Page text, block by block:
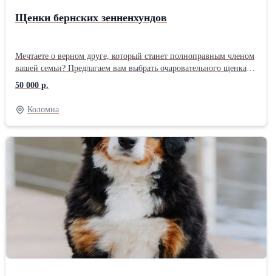
Щенки бернских зенненхундов
Мечтаете о верном друге, который станет полноправным членом
вашей семьи? Предлагаем вам выбрать очаровательного щенка
Бернского Зененхунда – породы, известной своим добрым
нравом, преданностью и величественной красотой. Наши
малыши родились от прекрасных представителей породы, с
отличной родословной и крепким здоровьем. Каждый щенок –
это воплощение элегантности и жизнерадостности. Они получат
все необходимые прививки, пройдут ветеринарный осмотр и
будут готовы к переезду в любящую семью. Мы уделяем особое
внимание социализации наших щенков с раннего возраста,
чтобы они выросли уверенными, дружелюбными и легко
адаптировались к новой обстановке. Бернский Зененхунд – это
идеальный компаньон для активных семей, любящих прогулки и
отдых на природе. Их спокойный и уравновешенный характер
делает их прекрасными друзьями для детей, а их преданность не
знает границ. Выбирая щенка у нас, вы получаете не просто
питомца, а члена семьи, который будет дарить вам свою
50 000 р.
Коломна